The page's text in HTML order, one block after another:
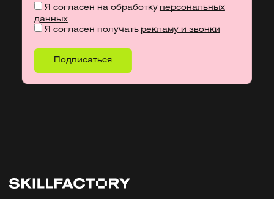
Я согласен на обработку персональных
данных
Я согласен получать рекламу и звонки